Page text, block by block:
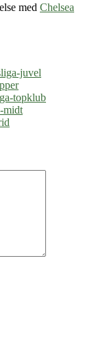
med Chelsea
juvel
topklub
midt